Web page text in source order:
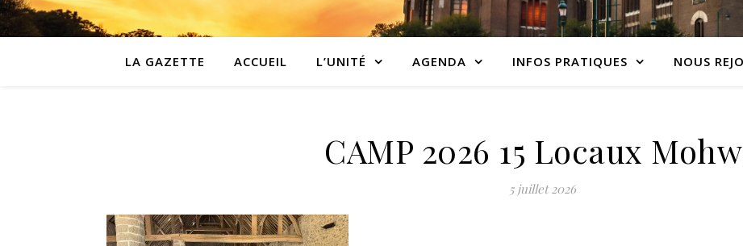
LA GAZETTE ACCUEIL L’UNITÉ AGENDA INFOS PRATIQUES NOUS
CAMP 2026 15 Locaux
5 juillet 2026